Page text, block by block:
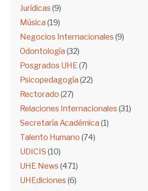
Jurídicas (9)
Música (19)
Negocios Internacionales (9)
Odontología (32)
Posgrados UHE(7)
Psicopedagogía (22)
Rectorado (27)
Relaciones Internacionales (31)
Secretaría Académica (1)
Talento Humano (74)
UDICIS (10)
UHE News (471)
UHEdiciones (6)